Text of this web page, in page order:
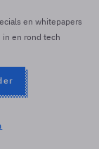
en whitepapers
en rond tech